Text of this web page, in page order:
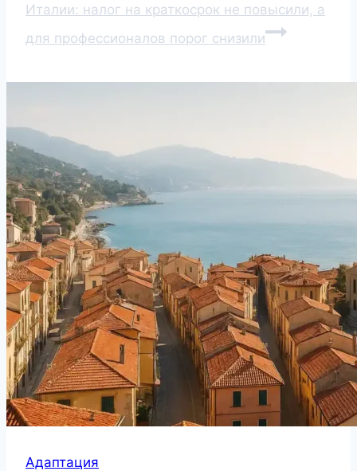
Италии: налог на краткосрок не повысили, а
для профессионалов порог снизили
Адаптация